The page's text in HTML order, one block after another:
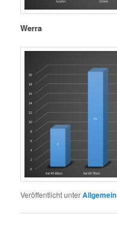
Werra
Veröffentlicht unterAllgemein